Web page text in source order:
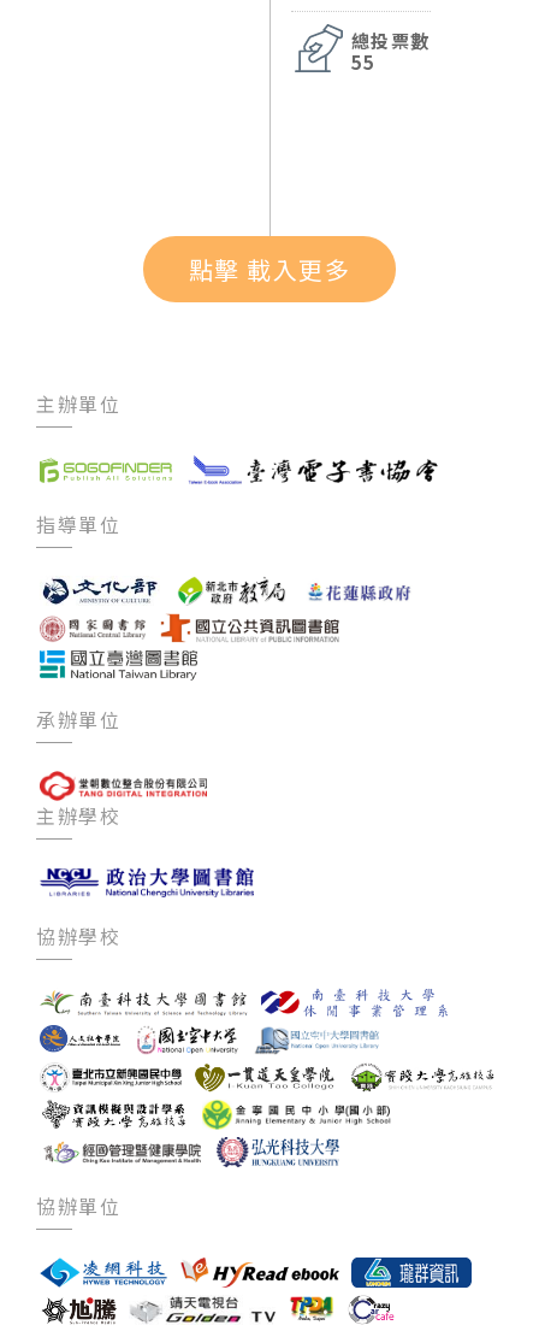
總投票數
55
點擊 載入更多
主辦單位
指導單位
承辦單位
主辦學校
協辦學校
協辦單位